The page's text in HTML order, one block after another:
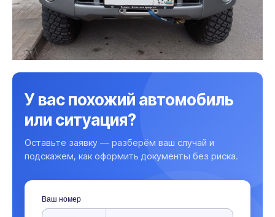
У вас похожий автомобиль
или ситуация?
Оставьте заявку — разберём ваш случай и
подскажем, как оформить документы без риска.
Ваш номер